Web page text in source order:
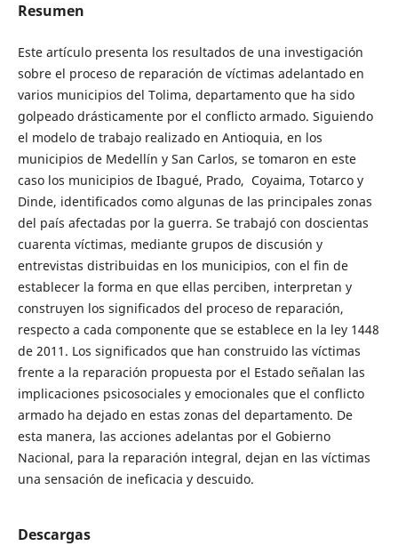
Resumen
Este artículo presenta los resultados de una investigación
sobre el proceso de reparación de víctimas adelantado en
varios municipios del Tolima, departamento que ha sido
golpeado drásticamente por el conflicto armado. Siguiendo
el modelo de trabajo realizado en Antioquia, en los
municipios de Medellín y San Carlos, se tomaron en este
caso los municipios de Ibagué, Prado, Coyaima, Totarco y
Dinde, identificados como algunas de las principales zonas
del país afectadas por la guerra. Se trabajó con doscientas
cuarenta víctimas, mediante grupos de discusión y
entrevistas distribuidas en los municipios, con el fin de
establecer la forma en que ellas perciben, interpretan y
construyen los significados del proceso de reparación,
respecto a cada componente que se establece en la ley 1448
de 2011. Los significados que han construido las víctimas
frente a la reparación propuesta por el Estado señalan las
implicaciones psicosociales y emocionales que el conflicto
armado ha dejado en estas zonas del departamento. De
esta manera, las acciones adelantas por el Gobierno
Nacional, para la reparación integral, dejan en las víctimas
una sensación de ineficacia y descuido.
Descargas